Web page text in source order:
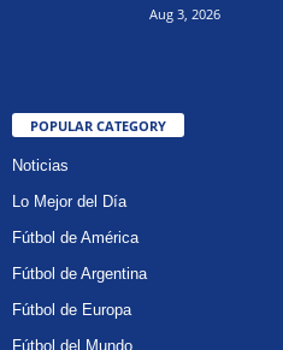
Aug 3, 2026
POPULAR CATEGORY
Noticias
Lo Mejor del Día
Fútbol de América
Fútbol de Argentina
Fútbol de Europa
Fútbol del Mundo